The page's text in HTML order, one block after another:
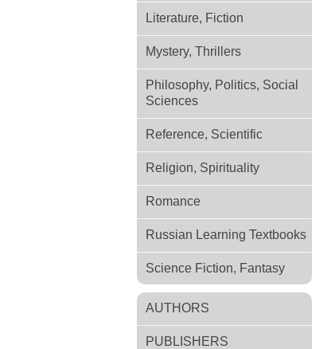
Literature, Fiction
Mystery, Thrillers
Philosophy, Politics, Social
Sciences
Reference, Scientific
Religion, Spirituality
Romance
Russian Learning Textbooks
Science Fiction, Fantasy
AUTHORS
PUBLISHERS